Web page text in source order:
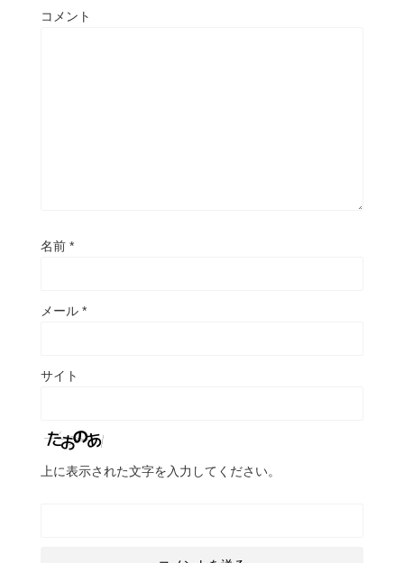
コメント
名前 *
メール *
サイト
上に表示された文字を入力してください。